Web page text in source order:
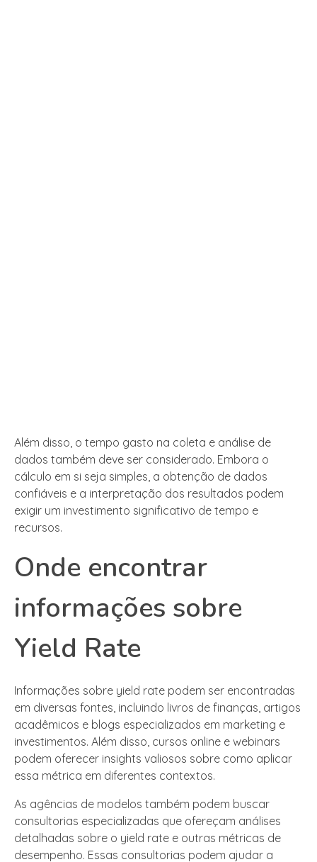
Além disso, o tempo gasto na coleta e análise de
dados também deve ser considerado. Embora o
cálculo em si seja simples, a obtenção de dados
confiáveis e a interpretação dos resultados podem
exigir um investimento significativo de tempo e
recursos.
Onde encontrar
informações sobre
Yield Rate
Informações sobre yield rate podem ser encontradas
em diversas fontes, incluindo livros de finanças, artigos
acadêmicos e blogs especializados em marketing e
investimentos. Além disso, cursos online e webinars
podem oferecer insights valiosos sobre como aplicar
essa métrica em diferentes contextos.
As agências de modelos também podem buscar
consultorias especializadas que ofereçam análises
detalhadas sobre o yield rate e outras métricas de
desempenho. Essas consultorias podem ajudar a